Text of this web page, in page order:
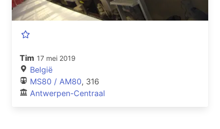
Tim 17 mei 2019
België
MS80 / AM80, 316
Antwerpen-Centraal